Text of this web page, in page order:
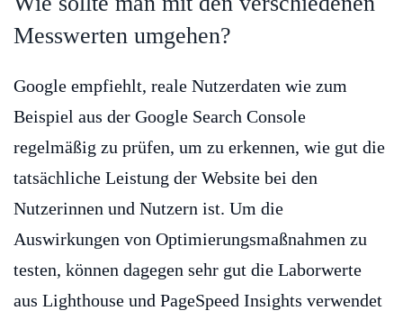
Messwerten umgehen?
Google empfiehlt, reale Nutzerdaten wie zum
Beispiel aus der Google Search Console
regelmäßig zu prüfen, um zu erkennen, wie gut die
tatsächliche Leistung der Website bei den
Nutzerinnen und Nutzern ist. Um die
Auswirkungen von Optimierungsmaßnahmen zu
testen, können dagegen sehr gut die Laborwerte
aus Lighthouse und PageSpeed Insights verwendet